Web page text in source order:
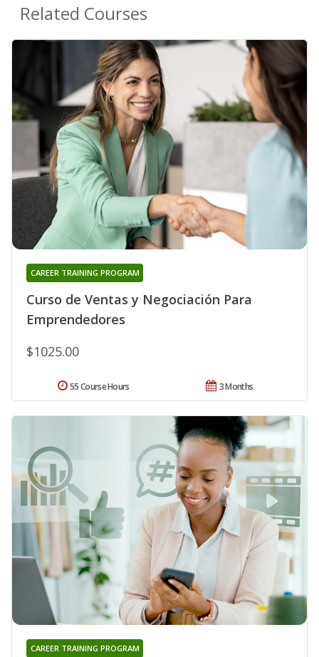
Related Courses
Curso de Ventas y Negociación Para
Emprendedores
CAREER TRAINING PROGRAM
$1025.00
3 Months
55 Course Hours
CAREER TRAINING PROGRAM